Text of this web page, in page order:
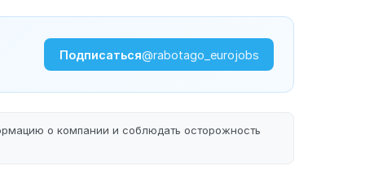
Подписаться@rabotago_eurojobs
о компании и соблюдать осторожность